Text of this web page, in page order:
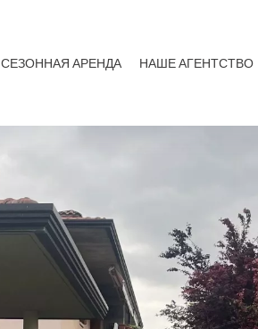
СЕЗОННАЯ АРЕНДА НАШЕ АГЕНТСТВО